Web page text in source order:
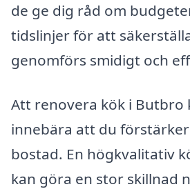
de ge dig råd om
tidslinjer för att
genomförs smidigt och
Att renovera kök i Butbro
innebära att du
bostad. En högkvalitativ
kan göra en stor skillnad